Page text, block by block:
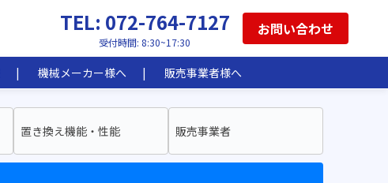
TEL: 072-764-7127
受付時間: 8:30~17:30
お問い合わせ
機械メーカー様へ 販売事業者様へ
置き換え機能・性能 販売事業者